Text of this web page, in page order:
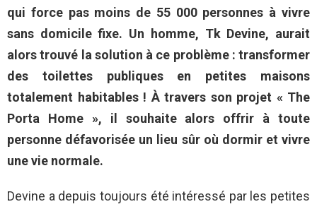
qui force pas moins de 55 000 personnes à vivre
sans domicile fixe. Un homme, Tk Devine, aurait
alors trouvé la solution à ce problème : transformer
des toilettes publiques en petites maisons
totalement habitables ! À travers son projet « The
Porta Home », il souhaite alors offrir à toute
personne défavorisée un lieu sûr où dormir et vivre
une vie normale.
Devine a depuis toujours été intéressé par les petites